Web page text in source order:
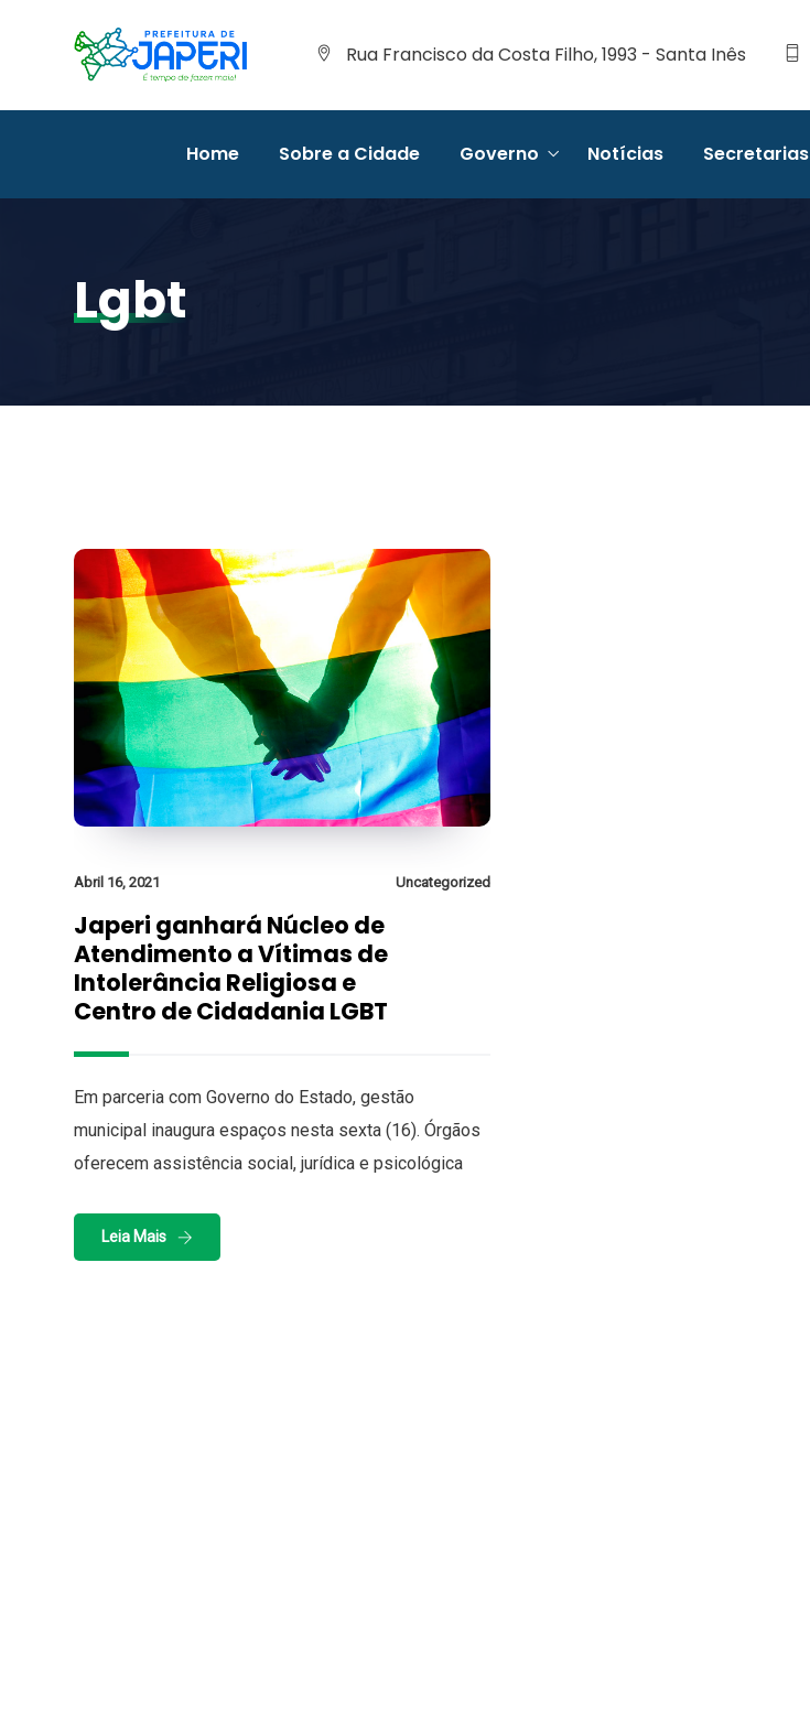
Rua Francisco da Costa Filho, 1993 - Santa Inês
Home Sobre a Cidade Governo Notícias Secretarias
Lgbt
Abril 16, 2021 Uncategorized
Japeri ganhará Núcleo de
Atendimento a Vítimas de
Intolerância Religiosa e
Centro de Cidadania LGBT
Em parceria com Governo do Estado, gestão
municipal inaugura espaços nesta sexta (16). Órgãos
oferecem assistência social, jurídica e psicológica
Leia Mais